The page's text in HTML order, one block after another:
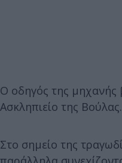
Ο οδηγός της μηχανής
Ασκληπιείο της
Στο σημείο της